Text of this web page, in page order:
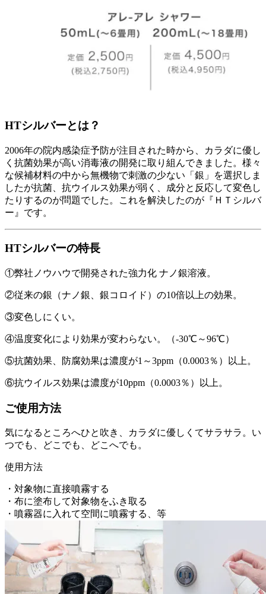
HTシルバーとは？
2006年の院内感染症予防が注目された時から、カラダに優し
く抗菌効果が高い消毒液の開発に取り組んできました。様々
な候補材料の中から無機物で刺激の少ない「銀」を選択しま
したが抗菌、抗ウイルス効果が弱く、成分と反応して変色し
たりするのが問題でした。これを解決したのが『ＨＴシルバ
ー』です。
HTシルバーの特長
①弊社ノウハウで開発された強力化 ナノ銀溶液。
②従来の銀（ナノ銀、銀コロイド）の10倍以上の効果。
③変色しにくい。
④温度変化により効果が変わらない。（-30℃～96℃）
⑤抗菌効果、防腐効果は濃度が1～3ppm（0.0003％）以上。
⑥抗ウイルス効果は濃度が10ppm（0.0003％）以上。
ご使用方法
気になるところへひと吹き、カラダに優しくてサラサラ。い
つでも、どこでも、どこへでも。
使用方法
・対象物に直接噴霧する
・布に塗布して対象物をふき取る
・噴霧器に入れて空間に噴霧する、等